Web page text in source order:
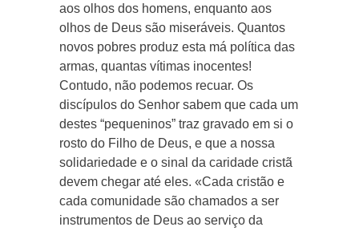
aos olhos dos homens, enquanto aos
olhos de Deus são miseráveis. Quantos
novos pobres produz esta má política das
armas, quantas vítimas inocentes!
Contudo, não podemos recuar. Os
discípulos do Senhor sabem que cada um
destes “pequeninos” traz gravado em si o
rosto do Filho de Deus, e que a nossa
solidariedade e o sinal da caridade cristã
devem chegar até eles. «Cada cristão e
cada comunidade são chamados a ser
instrumentos de Deus ao serviço da